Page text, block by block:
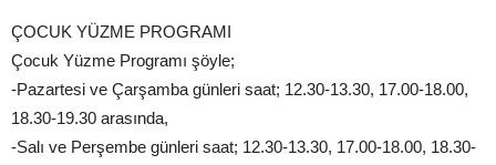
ÇOCUK YÜZME PROGRAMI
Çocuk Yüzme Programı şöyle;
-Pazartesi ve Çarşamba günleri saat; 12.30-13.30, 17.00-18.00,
18.30-19.30 arasında,
-Salı ve Perşembe günleri saat; 12.30-13.30, 17.00-18.00, 18.30-